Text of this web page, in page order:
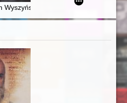
: struktury, obsada personalna,
Skarbca ubogich Piotra
Wyszyński jako ordynariusz wiernych